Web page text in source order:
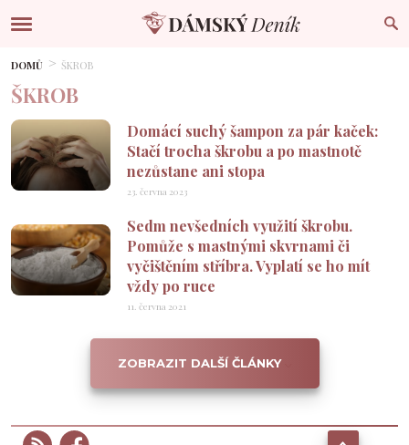
DOMŮ ŠKROB
ŠKROB
Domácí suchý šampon za pár kaček:
Stačí trocha škrobu a po mastnotě
nezůstane ani stopa
23. června 2023
Sedm nevšedních využití škrobu.
Pomůže s mastnými skvrnami či
vyčištěním stříbra. Vyplatí se ho mít
vždy po ruce
11. června 2021
ZOBRAZIT DALŠÍ ČLÁNKY